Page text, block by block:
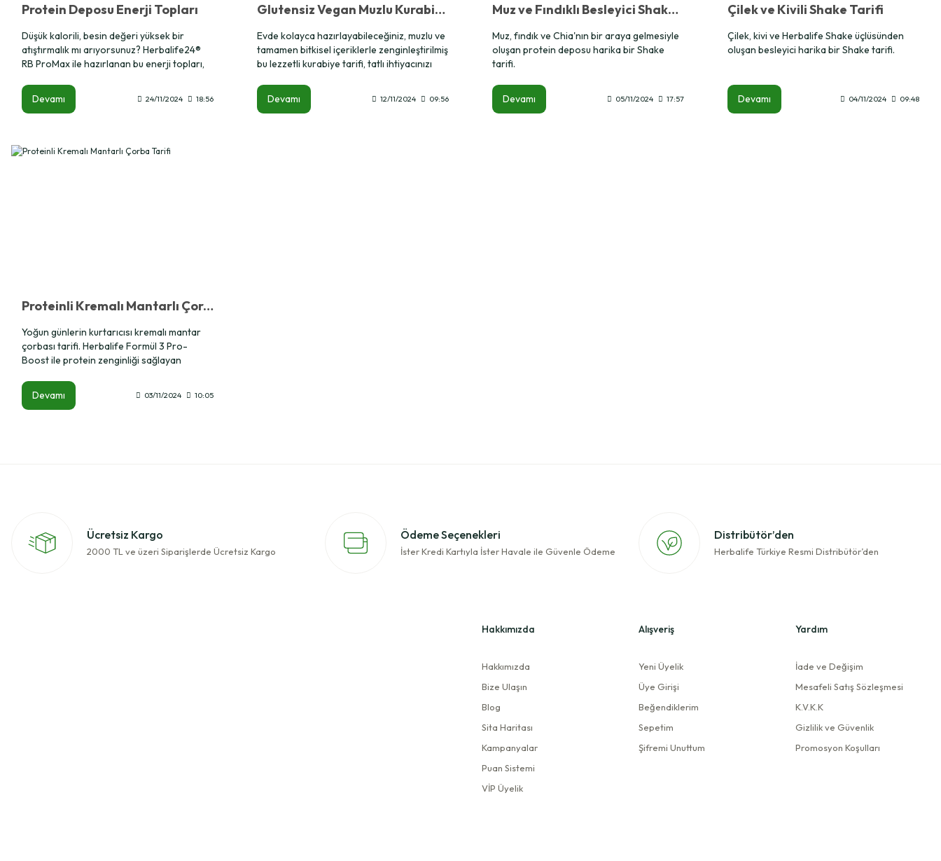
Protein Deposu Enerji Topları
Düşük kalorili, besin değeri yüksek bir
atıştırmalık mı arıyorsunuz? Herbalife24®
RB ProMax ile hazırlanan bu enerji topları,
destekleyecek şekilde tasarlanmıştır.
Sadece 39 kkal enerjiyle lezzeti ve sağlık
Devamı 24/11/2024 18:56
Glutensiz Vegan Muzlu Kurabiye Tarifi
Evde kolayca hazırlayabileceğiniz, muzlu ve
tamamen bitkisel içeriklerle zenginleştirilmiş
bu lezzetli kurabiye tarifi, tatlı ihtiyacınızı
beslenenler ve sağlıklı yaşam tarzını
benimseyenler için ideal bir atıştırmalık olan
Devamı 12/11/2024 09:56
Muz ve Fındıklı Besleyici Shake Tarifi
Muz, fındık ve Chia'nın bir araya gelmesiyle
oluşan protein deposu harika bir Shake
tarifi.
Devamı 05/11/2024 17:57
Çilek ve Kivili Shake Tarifi
Çilek, kivi ve Herbalife Shake üçlüsünden
oluşan besleyici harika bir Shake tarifi.
Devamı 04/11/2024 09:48
Proteinli Kremalı Mantarlı Çorba Tarifi
Yoğun günlerin kurtarıcısı kremalı mantar
çorbası tarifi. Herbalife Formül 3 Pro-
Boost ile protein zenginliği sağlayan
Devamı
03/11/2024 10:05
Ücretsiz Kargo
2000 TL ve üzeri Siparişlerde Ücretsiz Kargo
Ödeme Seçenekleri
İster Kredi Kartıyla İster Havale ile Güvenle Ödeme
Distribütör’den
Herbalife Türkiye Resmi Distribütör’den
Hakkımızda
Hakkımızda
Bize Ulaşın
Blog
Sita Haritası
Kampanyalar
Puan Sistemi
VİP Üyelik
Alışveriş
Yeni Üyelik
Üye Girişi
Beğendiklerim
Sepetim
Şifremi Unuttum
Yardım
İade ve Değişim
Mesafeli Satış Sözleşmesi
K.V.K.K
Gizlilik ve Güvenlik
Promosyon Koşulları